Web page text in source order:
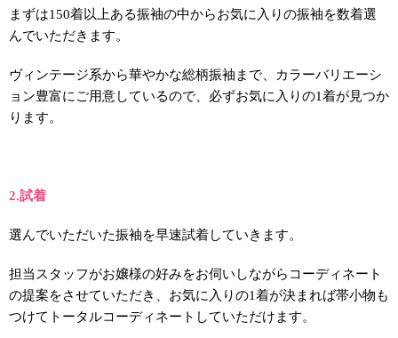
まずは150着以上ある振袖の中からお気に入りの振袖を数着選
んでいただきます。
ヴィンテージ系から華やかな総柄振袖まで、カラーバリエーシ
ョン豊富にご用意しているので、必ずお気に入りの1着が見つか
ります。
2.試着
選んでいただいた振袖を早速試着していきます。
担当スタッフがお嬢様の好みをお伺いしながらコーディネート
の提案をさせていただき、お気に入りの1着が決まれば帯小物も
つけてトータルコーディネートしていただけます。